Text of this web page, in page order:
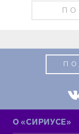
О «СИРИУСЕ»